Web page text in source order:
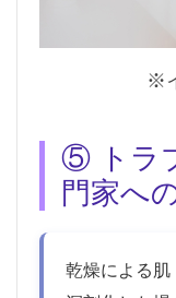
※
⑤ トラ
門家へ
乾燥による肌